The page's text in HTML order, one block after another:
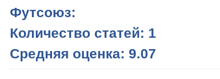
Футсоюз:
Количество статей: 1
Средняя оценка: 9.07